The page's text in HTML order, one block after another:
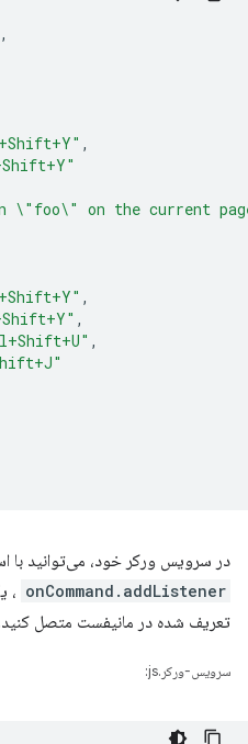
,
,
\"foo\" on the current
,
,
,
در سرویس ورکر خود، می‌توانید با
onCommand.addListener ،
تعریف شده در مانیفست متصل کنید.
سرویس-ورکر.js: